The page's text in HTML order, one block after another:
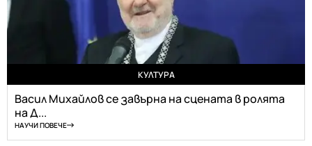
КУЛТУРА
Васил Михайлов се завърна на сцената в ролята
на Д...
НАУЧИ ПОВЕЧЕ